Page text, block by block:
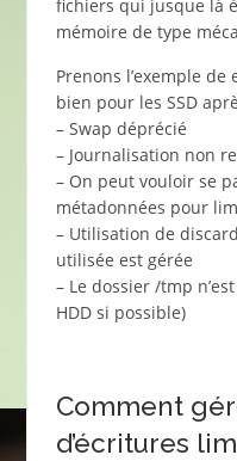
fichiers qui jusque là
mémoire de type
Prenons l’exemple
bien pour les SSD
– Swap déprécié
– Journalisation non
– On peut vouloir se
métadonnées pour
– Utilisation de
utilisée est gérée
– Le dossier /tmp
HDD si possible)
Comment
d’écritures